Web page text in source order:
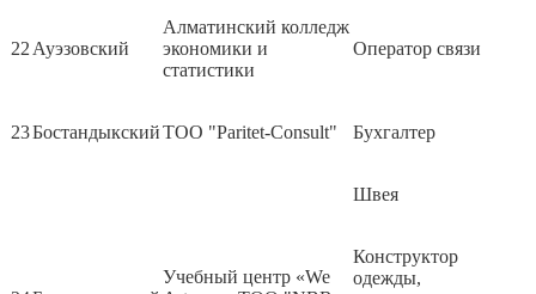
22 Ауэзовский
Алматинский колледж
экономики и
статистики
Оператор связи
23БостандыкскийТОО "Paritet-Consult" Бухгалтер
Учебный центр «We
Швея
Конструктор
одежды,